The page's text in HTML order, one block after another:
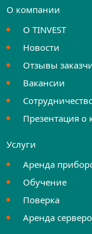
О компании
О TINVEST
Новости
Отзывы
Вакансии
Презентация о
Услуги
Аренда
Обучение
Поверка
Аренда